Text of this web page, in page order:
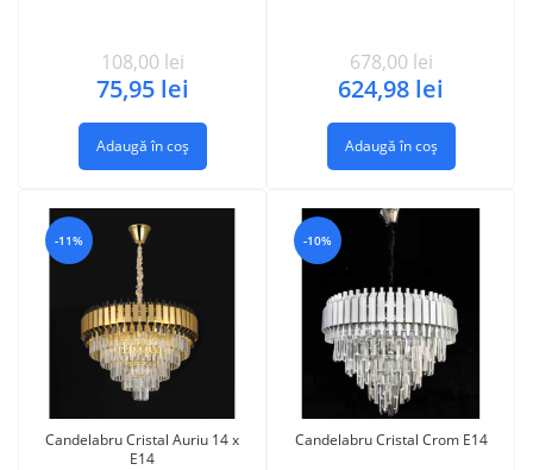
108,00 lei
75,95 lei
Adaugă în coș
678,00 lei
624,98 lei
Adaugă în coș
-11%
Candelabru Cristal Auriu 14 x
E14
-10%
Candelabru Cristal Crom E14